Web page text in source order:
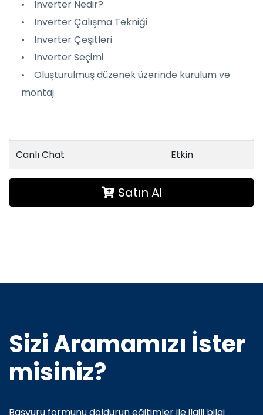
• Inverter Nedir?
• Inverter Çalışma Tekniği
• Inverter Çeşitleri
• Inverter Seçimi
• Oluşturulmuş düzenek üzerinde kurulum ve
montaj
Canlı Chat Etkin
Satın Al
Sizi Aramamızı İster
misiniz?
Başvuru formunu doldurun eğitimler ile ilgili bilgi